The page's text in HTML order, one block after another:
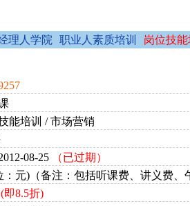
理人学院 职业人素质培训 岗位技能
能培训 / 市场营销
08-25
（已过期）
：元)（备注：包括听课费、讲义费、
即8.5折)